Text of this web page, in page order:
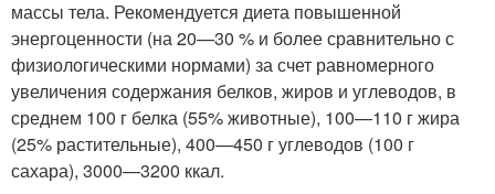
массы тела. Рекомендуется диета повышенной
энергоценности (на 20—30 % и более сравнительно с
физиологическими нормами) за счет равномерного
увеличения содержания белков, жиров и углеводов, в
среднем 100 г белка (55% животные), 100—110 г жира
(25% растительные), 400—450 г углеводов (100 г
сахара), 3000—3200 ккал.